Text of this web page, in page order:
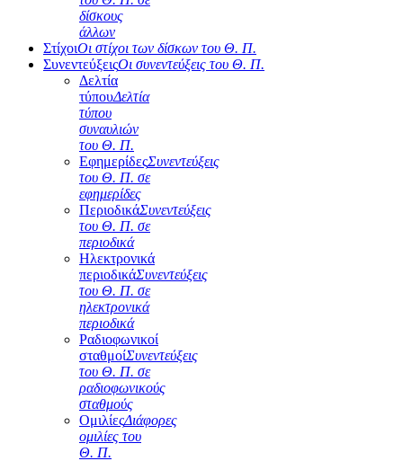
δίσκους
άλλων
ΣτίχοιΟι στίχοι των δίσκων του Θ. Π.
ΣυνεντεύξειςΟι συνεντεύξεις του Θ. Π.
Δελτία
τύπουΔελτία
τύπου
συναυλιών
του Θ. Π.
ΕφημερίδεςΣυνεντεύξεις
του Θ. Π. σε
εφημερίδες
ΠεριοδικάΣυνεντεύξεις
του Θ. Π. σε
περιοδικά
Ηλεκτρονικά
περιοδικάΣυνεντεύξεις
του Θ. Π. σε
ηλεκτρονικά
περιοδικά
Ραδιοφωνικοί
σταθμοίΣυνεντεύξεις
του Θ. Π. σε
ραδιοφωνικούς
σταθμούς
ΟμιλίεςΔιάφορες
ομιλίες του
Θ. Π.